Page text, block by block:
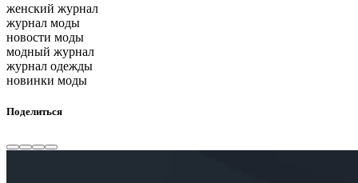
женский журнал
журнал моды
новости моды
модный журнал
журнал одежды
новинки моды
Поделиться